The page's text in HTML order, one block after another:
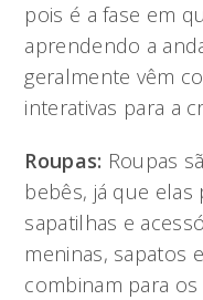
pois é a fase em
aprendendo a
geralmente vêm
interativas para a
Roupas: Roupas
bebês, já que elas
sapatilhas e
meninas, sapatos
combinam para